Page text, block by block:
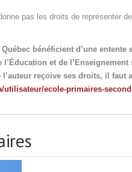
pas les droits de représenter
bénéficient d’une
l’Éducation et de
reçoive ses droits, il faut
utilisateur/ecole-primaires-